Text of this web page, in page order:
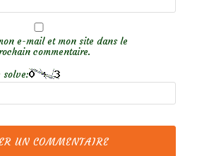
e-mail et mon site dans le
commentaire.
solve: